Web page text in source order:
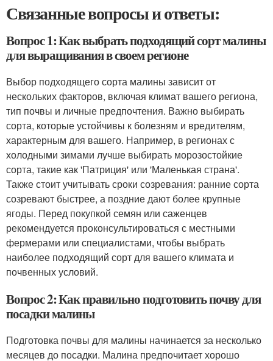
Связанные вопросы и ответы:
Вопрос 1: Как выбрать подходящий сорт малины
для выращивания в своем регионе
Выбор подходящего сорта малины зависит от
нескольких факторов, включая климат вашего региона,
тип почвы и личные предпочтения. Важно выбирать
сорта, которые устойчивы к болезням и вредителям,
характерным для вашего. Например, в регионах с
холодными зимами лучше выбирать морозостойкие
сорта, такие как 'Патриция' или 'Маленькая страна'.
Также стоит учитывать сроки созревания: ранние сорта
созревают быстрее, а поздние дают более крупные
ягоды. Перед покупкой семян или саженцев
рекомендуется проконсультироваться с местными
фермерами или специалистами, чтобы выбрать
наиболее подходящий сорт для вашего климата и
почвенных условий.
Вопрос 2: Как правильно подготовить почву для
посадки малины
Подготовка почвы для малины начинается за несколько
месяцев до посадки. Малина предпочитает хорошо